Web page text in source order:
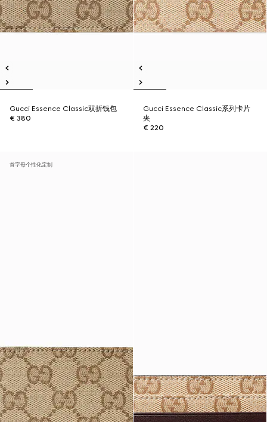
Gucci Essence Classic双折钱包
€ 380
Gucci Essence Classic系列卡片
夹
€ 220
首字母个性化定制